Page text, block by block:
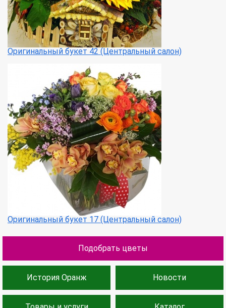
Оригинальный букет 42 (Центральный салон)
Оригинальный букет 17 (Центральный салон)
Подобрать цветы
История Оранж Новости